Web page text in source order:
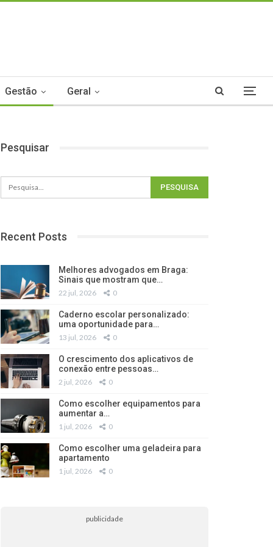
Gestão Geral
Pesquisar
Recent Posts
Melhores advogados em Braga:
Sinais que mostram que…
22 jul, 2026 0
Caderno escolar personalizado:
uma oportunidade para…
13 jul, 2026 0
O crescimento dos aplicativos de
conexão entre pessoas…
2 jul, 2026 0
Como escolher equipamentos para
aumentar a…
1 jul, 2026 0
Como escolher uma geladeira para
apartamento
1 jul, 2026 0
publicidade